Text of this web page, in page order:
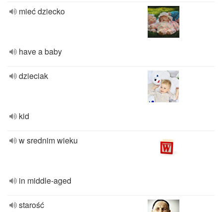
mieć dziecko
have a baby
dzieciak
kid
w srednim wieku
in middle-aged
starość